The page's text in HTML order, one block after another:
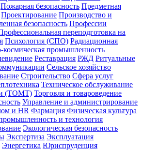
Пожарная безопасность Предметная
Проектирование Производство и
безопасность Профессии
переподготовка на
Психология (СПО) Радиационная
космическая промышленность
Реставрация РЖД Ритуальные
Сельское хозяйство
Строительство Сфера услуг
Техническое обслуживание
(ТОМТ) Торговля и товароведение
Управление и администрирование
и HR Фармация Физическая культура
и технология
Экологическая безопасность
Экспертиза Эксплуатация
Энергетика Юриспруденция